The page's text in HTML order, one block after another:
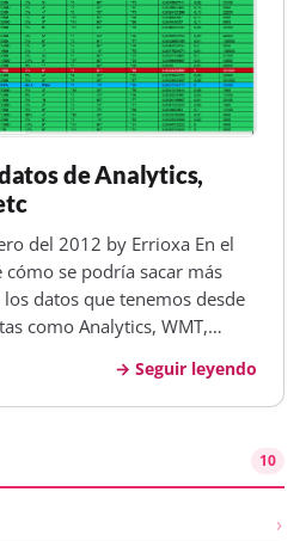
de Analytics,
del 2012 by Errioxa En el
se podría sacar más
datos que tenemos desde
como Analytics, WMT,
lo que hacía pero no el
deu…
Seguir leyendo
10